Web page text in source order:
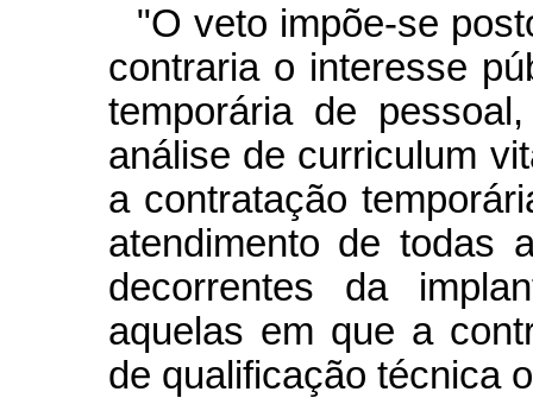
"O veto impõe-se
contraria o interesse
temporária de
análise de curriculum
a contratação
atendimento de todas
decorrentes da
aquelas em que a
de qualificação técnica